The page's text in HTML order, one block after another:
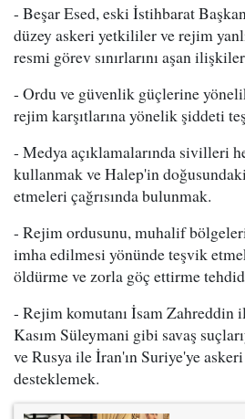
- Beşar Esed, eski İstihbarat
düzey askeri yetkililer ve rejim
resmi görev sınırlarını aşan
- Ordu ve güvenlik güçlerine
rejim karşıtlarına yönelik şiddeti
- Medya açıklamalarında sivilleri
kullanmak ve Halep'in
etmeleri çağrısında bulunmak.
- Rejim ordusunu, muhalif
imha edilmesi yönünde teşvik
öldürme ve zorla göç ettirme
- Rejim komutanı İsam Zahreddin
Kasım Süleymani gibi savaş
ve Rusya ile İran'ın Suriye'ye
desteklemek.